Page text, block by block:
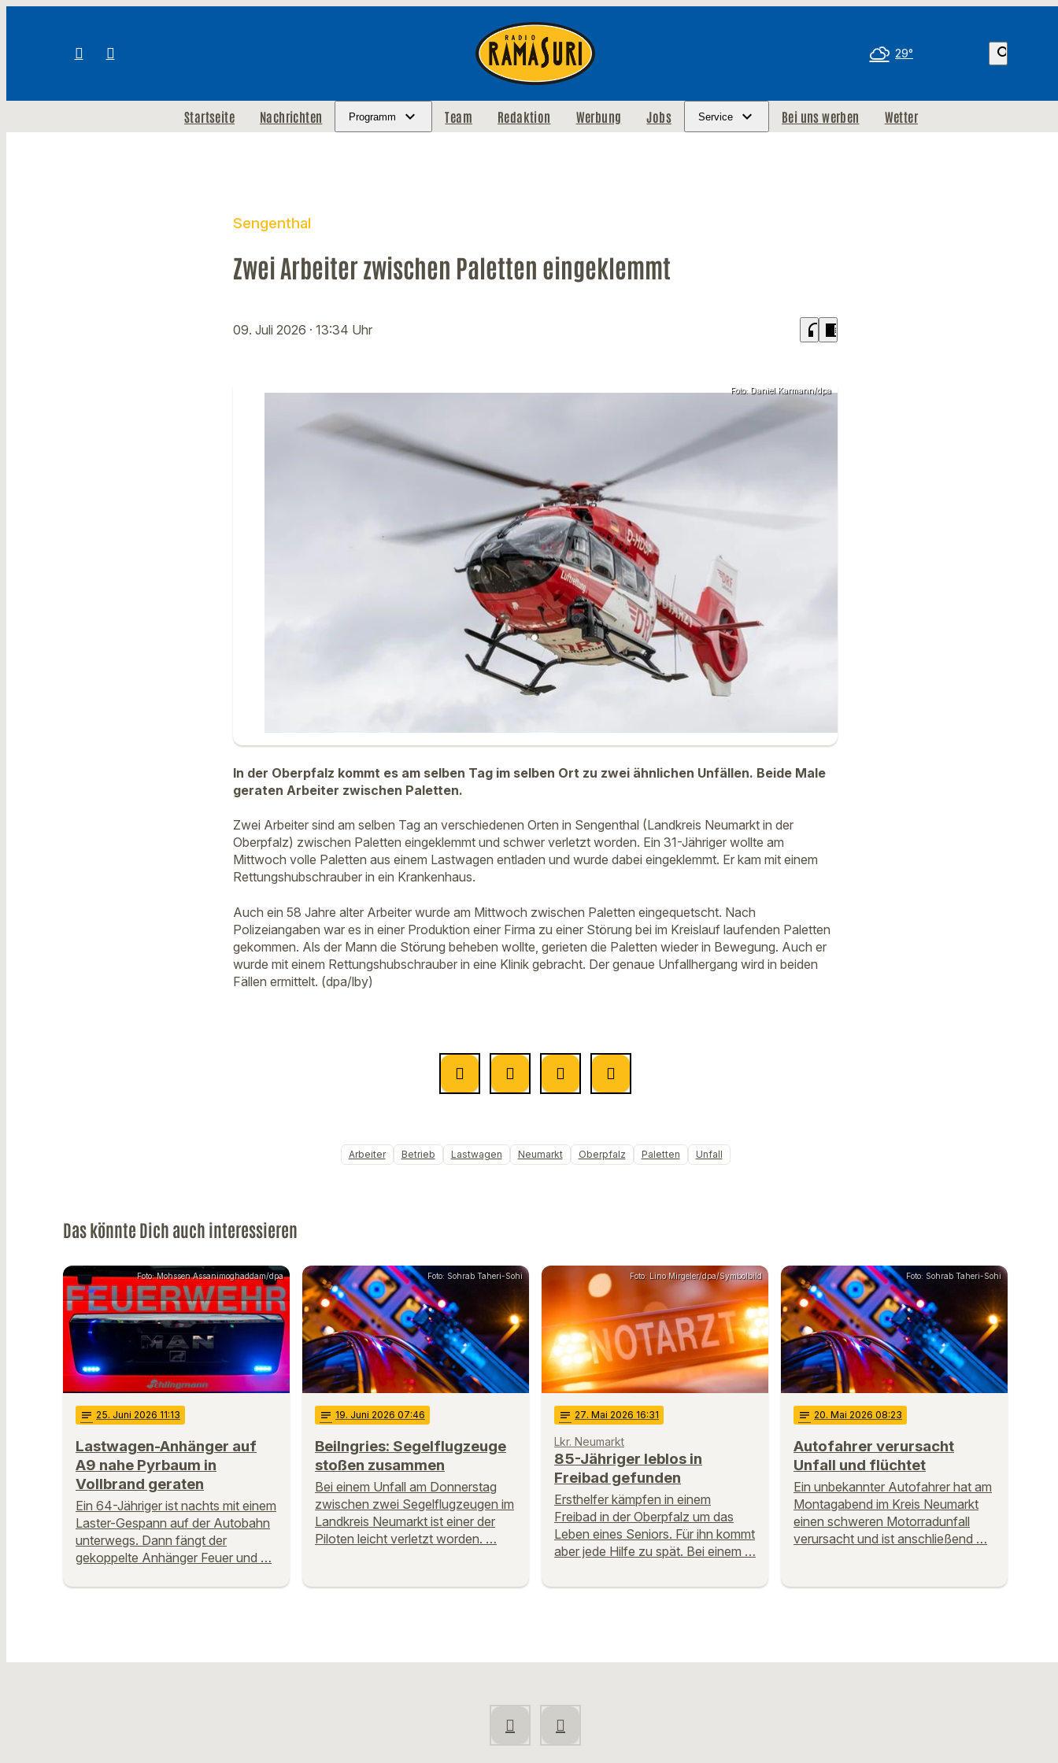
29° search
Startseite Nachrichten Programm Team Redaktion Werbung Jobs Service Bei uns werben Wetter
Sengenthal
Zwei Arbeiter zwischen Paletten eingeklemmt
09. Juli 2026 · 13:34 Uhr headphones chrome_reader_mode
Foto: Daniel Karmann/dpa
In der Oberpfalz kommt es am selben Tag im selben Ort zu zwei ähnlichen Unfällen. Beide Male
geraten Arbeiter zwischen Paletten.
Zwei Arbeiter sind am selben Tag an verschiedenen Orten in Sengenthal (Landkreis Neumarkt in der
Oberpfalz) zwischen Paletten eingeklemmt und schwer verletzt worden. Ein 31-Jähriger wollte am
Mittwoch volle Paletten aus einem Lastwagen entladen und wurde dabei eingeklemmt. Er kam mit einem
Rettungshubschrauber in ein Krankenhaus.
Auch ein 58 Jahre alter Arbeiter wurde am Mittwoch zwischen Paletten eingequetscht. Nach
Polizeiangaben war es in einer Produktion einer Firma zu einer Störung bei im Kreislauf laufenden Paletten
gekommen. Als der Mann die Störung beheben wollte, gerieten die Paletten wieder in Bewegung. Auch er
wurde mit einem Rettungshubschrauber in eine Klinik gebracht. Der genaue Unfallhergang wird in beiden
Fällen ermittelt. (dpa/lby)
Arbeiter Betrieb Lastwagen Neumarkt Oberpfalz Paletten Unfall
Das könnte Dich auch interessieren
Foto: Mohssen Assanimoghaddam/dpa
notes 25. Juni 2026 11:13
Lastwagen-Anhänger auf
A9 nahe Pyrbaum in
Vollbrand geraten
Ein 64-Jähriger ist nachts mit einem
Laster-Gespann auf der Autobahn
unterwegs. Dann fängt der
gekoppelte Anhänger Feuer und …
Foto: Sohrab Taheri-Sohi
notes 19. Juni 2026 07:46
Beilngries: Segelflugzeuge
stoßen zusammen
Bei einem Unfall am Donnerstag
zwischen zwei Segelflugzeugen im
Landkreis Neumarkt ist einer der
Piloten leicht verletzt worden. …
Foto: Lino Mirgeler/dpa/Symbolbild
notes 27. Mai 2026 16:31
Lkr. Neumarkt
85-Jähriger leblos in
Freibad gefunden
Ersthelfer kämpfen in einem
Freibad in der Oberpfalz um das
Leben eines Seniors. Für ihn kommt
aber jede Hilfe zu spät. Bei einem …
Foto: Sohrab Taheri-Sohi
notes 20. Mai 2026 08:23
Autofahrer verursacht
Unfall und flüchtet
Ein unbekannter Autofahrer hat am
Montagabend im Kreis Neumarkt
einen schweren Motorradunfall
verursacht und ist anschließend …